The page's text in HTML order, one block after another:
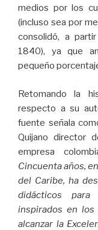
medios por los
(incluso sea por
consolidó, a
1840), ya que
pequeño
Retomando la
respecto a su
fuente señala
Quijano director
empresa
Cincuenta años,
del Caribe, ha
didácticos
inspirados en los
alcanzar la